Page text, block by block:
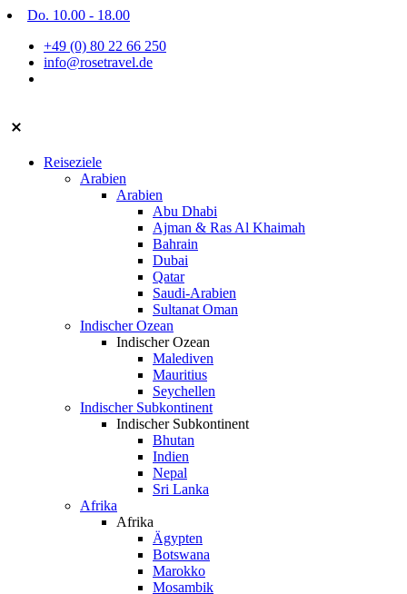
Zum
springen
Do. 10.00 - 18.00
+49 (0) 80 22 66 250
info@rosetravel.de
Reiseziele
Arabien
Arabien
Abu Dhabi
Ajman & Ras Al Khaimah
Bahrain
Dubai
Qatar
Saudi-Arabien
Sultanat Oman
Indischer Ozean
Indischer Ozean
Malediven
Mauritius
Seychellen
Indischer Subkontinent
Indischer Subkontinent
Bhutan
Indien
Nepal
Sri Lanka
Afrika
Afrika
Ägypten
Botswana
Marokko
Mosambik